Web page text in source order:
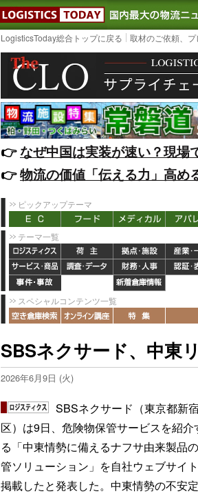
LOGISTICS
LogisticsToday総合トップに戻る 取材のご依頼、
👉️なぜ中国は実装が速い？現場
👉️物流の価値「伝える力」高め
ピックアップテーマ
テーマ一覧
スペシャルコンテンツ一覧
SBSネクサード、中東
2026年6月9日 (火)
SBSネクサード（東京都新宿
区）は9日、危険物保管サービスを紹介
る「中東情勢に備えるナフサ由来製品
管ソリューション」を自社ウェブサイ
掲載したと発表した。中東情勢の不安